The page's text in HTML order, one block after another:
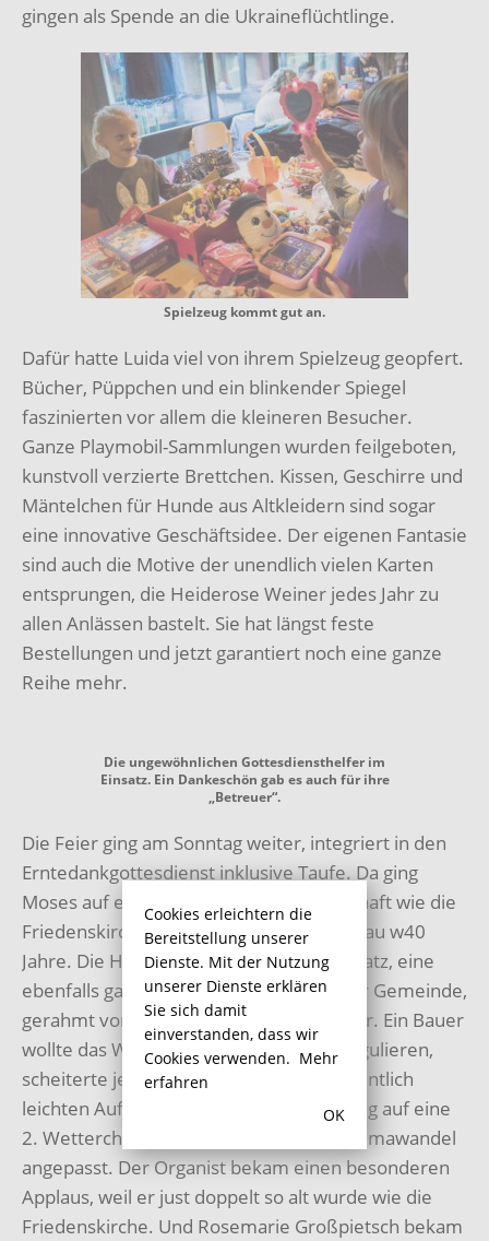
gingen als Spende an die Ukraineflüchtlinge.
Spielzeug kommt gut an.
Dafür hatte Luida viel von ihrem Spielzeug geopfert.
Bücher, Püppchen und ein blinkender Spiegel
faszinierten vor allem die kleineren Besucher.
Ganze Playmobil-Sammlungen wurden feilgeboten,
kunstvoll verzierte Brettchen. Kissen, Geschirre und
Mäntelchen für Hunde aus Altkleidern sind sogar
eine innovative Geschäftsidee. Der eigenen Fantasie
sind auch die Motive der unendlich vielen Karten
entsprungen, die Heiderose Weiner jedes Jahr zu
allen Anlässen bastelt. Sie hat längst feste
Bestellungen und jetzt garantiert noch eine ganze
Reihe mehr.
Die ungewöhnlichen Gottesdiensthelfer im
Einsatz. Ein Dankeschön gab es auch für ihre
„Betreuer“.
Die Feier ging am Sonntag weiter, integriert in den
Erntedankgottesdienst inklusive Taufe. Da ging
Moses auf eine ebenso lange Wanderschaft wie die
Friedenskirche in Bergkamen steht: Genau w40
Jahre. Die Handpuppen kamen zum Einsatz, eine
ebenfalls ganz besondere Innovation der Gemeinde,
gerahmt vom Einzug und Chor der Kinder. Ein Bauer
wollte das Wetter für den lieben Gott regulieren,
scheiterte jedoch kläglich mit der vermeintlich
leichten Aufgabe und verzichtete demütig auf eine
2. Wetterchance – ganz aktuell an den Klimawandel
angepasst. Der Organist bekam einen besonderen
Applaus, weil er just doppelt so alt wurde wie die
Friedenskirche. Und Rosemarie Großpietsch bekam
Cookies erleichtern die
Bereitstellung unserer
Dienste. Mit der Nutzung
unserer Dienste erklären
Sie sich damit
einverstanden, dass wir
Cookies verwenden. Mehr
erfahren
OK